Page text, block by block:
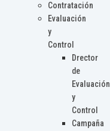
Contratación
Evaluación
y
Control
Drector
de
Evaluación
y
Control
Campaña